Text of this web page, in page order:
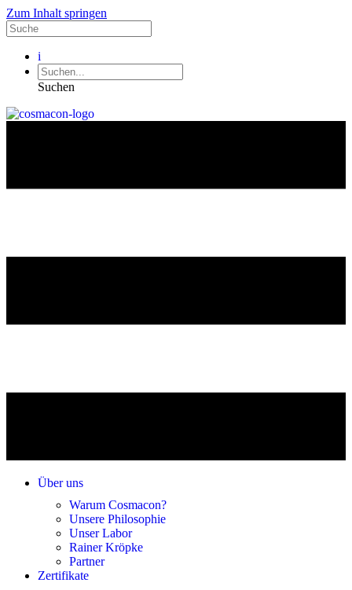
Zum Inhalt springen
i
Suchen
Über uns
Warum Cosmacon?
Unsere Philosophie
Unser Labor
Rainer Kröpke
Partner
Zertifikate